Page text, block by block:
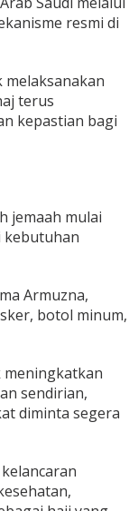
resmi di
melaksanakan
terus
kepastian bagi
jemaah mulai
kebutuhan
Armuzna,
botol minum,
meningkatkan
sendirian,
diminta segera